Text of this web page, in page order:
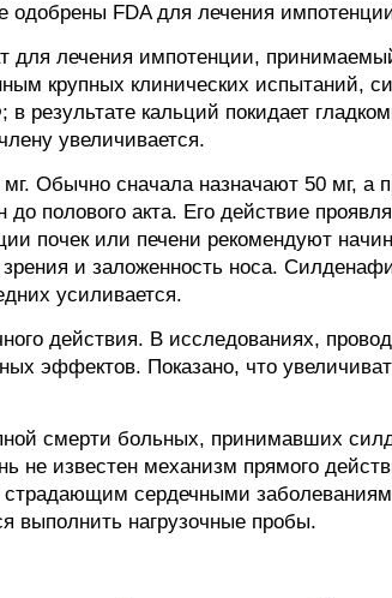
одобрены FDA для лечения
для лечения импотенции,
крупных клинических испытаний,
результате кальций покидает
увеличивается.
Обычно сначала назначают 50 мг, а
полового акта. Его действие
почек или печени рекомендуют
и заложенность носа.
усиливается.
действия. В исследованиях,
эффектов. Показано, что
смерти больных, принимавших
не известен механизм прямого
сердечными
выполнить нагрузочные пробы.